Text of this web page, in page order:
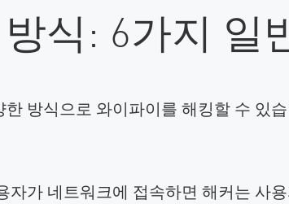
식: 6가지 일
방식으로 와이파이를 해킹할 수 있습
가 네트워크에 접속하면 해커는 사